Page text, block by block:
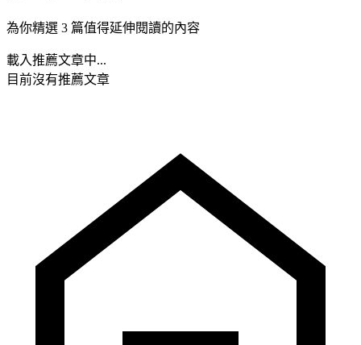
為你精選 3 篇值得延伸閱讀的內容
載入推薦文章中...
目前沒有推薦文章